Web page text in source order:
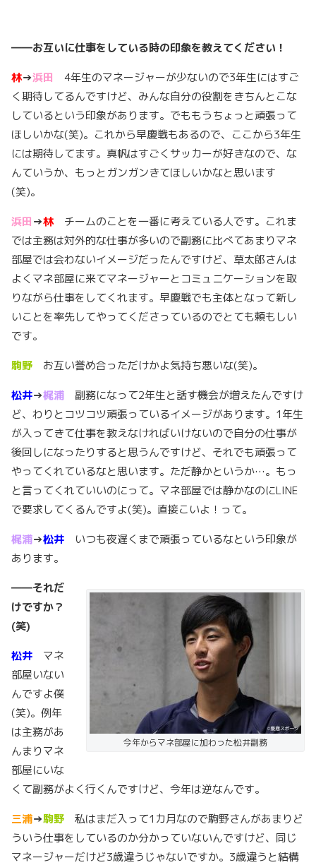
――お互いに仕事をしている時の印象を教えてください！
林→浜田 4年生のマネージャーが少ないので3年生にはすご
く期待してるんですけど、みんな自分の役割をきちんとこな
しているという印象があります。でももうちょっと頑張って
ほしいかな(笑)。これから早慶戦もあるので、ここから3年生
には期待してます。真帆はすごくサッカーが好きなので、な
んていうか、もっとガンガンきてほしいかなと思います
(笑)。
浜田→林 チームのことを一番に考えている人です。これま
では主務は対外的な仕事が多いので副務に比べてあまりマネ
部屋では会わないイメージだったんですけど、草太郎さんは
よくマネ部屋に来てマネージャーとコミュニケーションを取
りながら仕事をしてくれます。早慶戦でも主体となって新し
いことを率先してやってくださっているのでとても頼もしい
です。
駒野 お互い誉め合っただけかよ気持ち悪いな(笑)。
松井→梶浦 副務になって2年生と話す機会が増えたんですけ
ど、わりとコツコツ頑張っているイメージがあります。1年生
が入ってきて仕事を教えなければいけないので自分の仕事が
後回しになったりすると思うんですけど、それでも頑張って
やってくれているなと思います。ただ静かというか…。もっ
と言ってくれていいのにって。マネ部屋では静かなのにLINE
で要求してくるんですよ(笑)。直接こいよ！って。
梶浦→松井 いつも夜遅くまで頑張っているなという印象が
あります。
今年からマネ部屋に加わった松井副務
――それだ
けですか？
(笑)
松井 マネ
部屋いない
んですよ僕
(笑)。例年
は主務があ
んまりマネ
部屋にいな
くて副務がよく行くんですけど、今年は逆なんです。
三浦→駒野 私はまだ入って1カ月なので駒野さんがあまりど
ういう仕事をしているのか分かっていないんですけど、同じ
マネージャーだけど3歳違うじゃないですか。3歳違うと結構